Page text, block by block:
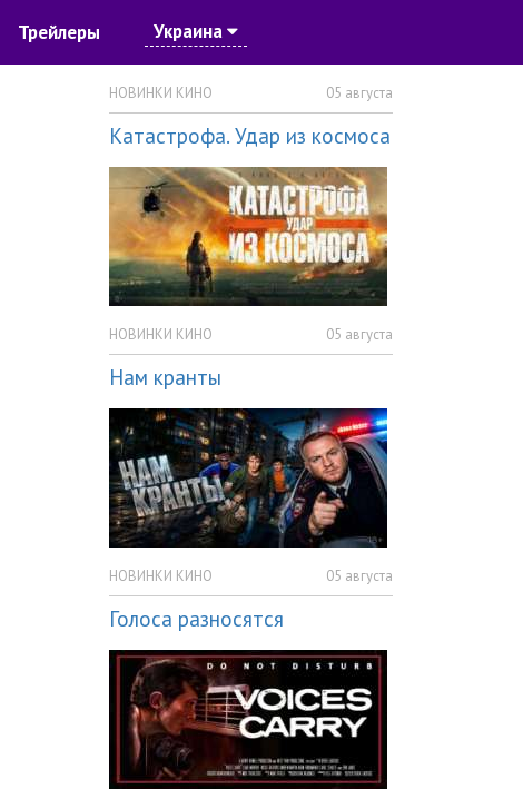
Трейлеры Украина
НОВИНКИ КИНО 05 августа
Катастрофа. Удар из космоса
НОВИНКИ КИНО 05 августа
Нам кранты
НОВИНКИ КИНО 05 августа
Голоса разносятся